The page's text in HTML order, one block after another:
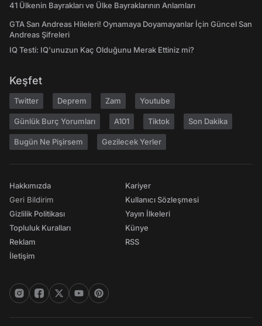
41 Ülkenin Bayrakları ve Ülke Bayraklarının Anlamları
GTA San Andreas Hileleri! Oynamaya Doyamayanlar İçin Güncel San
Andreas Şifreleri
IQ Testi: IQ'unuzun Kaç Olduğunu Merak Ettiniz mi?
Keşfet
Twitter Deprem Zam Youtube
Günlük Burç Yorumları A101 Tiktok Son Dakika
Bugün Ne Pişirsem Gezilecek Yerler
Hakkımızda
Geri Bildirim
Gizlilik Politikası
Topluluk Kuralları
Reklam
İletişim
Kariyer
Kullanıcı Sözleşmesi
Yayın İlkeleri
Künye
RSS